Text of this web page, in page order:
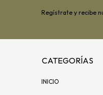
Regístrate y recibe
CATEGORÍAS
INICIO